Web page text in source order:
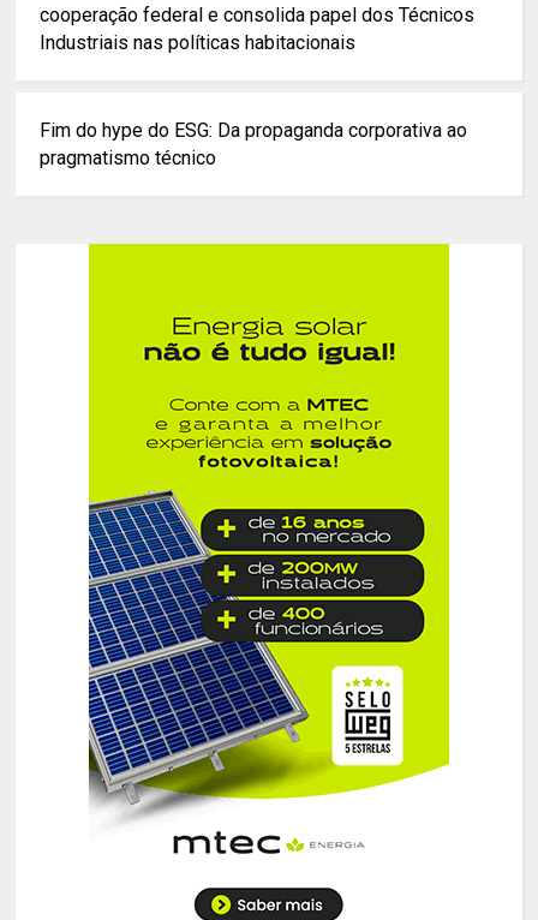
cooperação federal e consolida papel dos Técnicos
Industriais nas políticas habitacionais
Fim do hype do ESG: Da propaganda corporativa ao
pragmatismo técnico